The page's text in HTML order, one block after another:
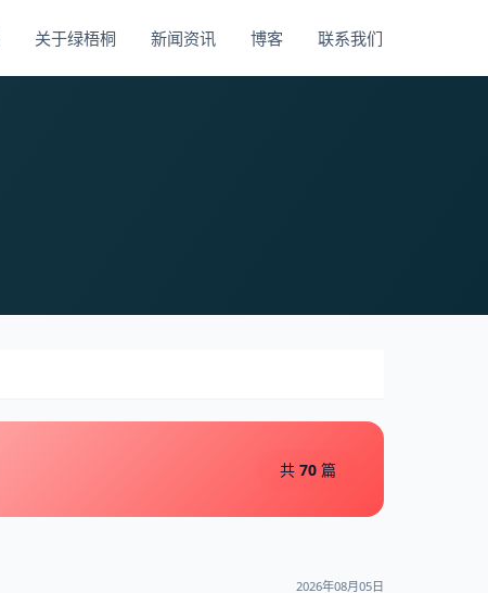
关于绿梧桐 新闻资讯 博客 联系我们
共 70 篇
2026年08月05日